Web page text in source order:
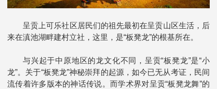
呈贡上可乐社区居民们的祖先最初在呈贡山区生活，后
来在滇池湖畔建村立社，这里，是“板凳龙”的根基所在。
与兴起于中原地区的龙文化不同，呈贡“板凳龙”是“小
龙”。关于“板凳龙”神秘崇拜的起源，如今已无从考证，民间
流传着许多版本的神话传说。而学术界对呈贡“板凳龙舞”的